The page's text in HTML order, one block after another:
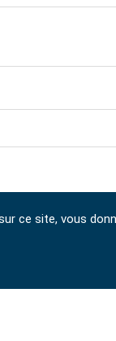
ce site, vous